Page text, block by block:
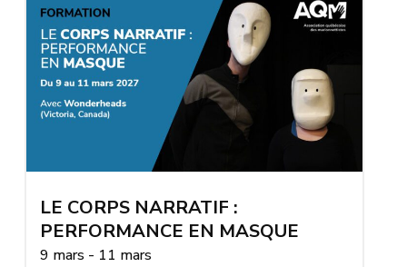
LE CORPS NARRATIF :
PERFORMANCE EN MASQUE
9 mars - 11 mars